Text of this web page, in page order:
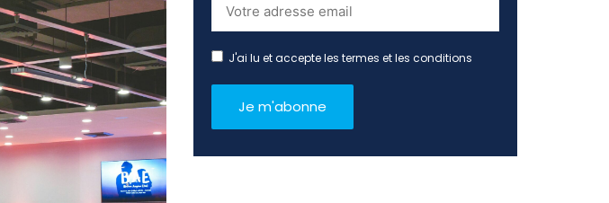
J'ai lu et accepte les termes et les conditions